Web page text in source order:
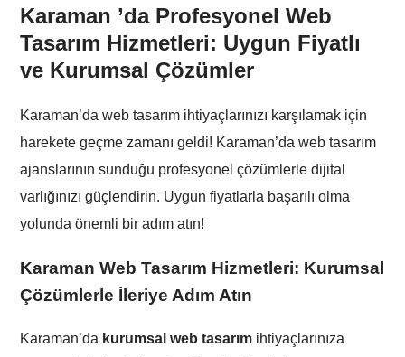
Karaman ’da Profesyonel Web
Tasarım Hizmetleri: Uygun Fiyatlı
ve Kurumsal Çözümler
Karaman’da web tasarım ihtiyaçlarınızı karşılamak için
harekete geçme zamanı geldi! Karaman’da web tasarım
ajanslarının sunduğu profesyonel çözümlerle dijital
varlığınızı güçlendirin. Uygun fiyatlarla başarılı olma
yolunda önemli bir adım atın!
Karaman Web Tasarım Hizmetleri: Kurumsal
Çözümlerle İleriye Adım Atın
Karaman’da kurumsal web tasarım ihtiyaçlarınıza